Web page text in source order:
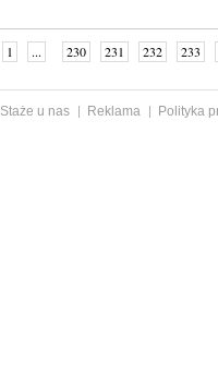
1 ... 230 231 232 233
Staże u nas Reklama
Polityka